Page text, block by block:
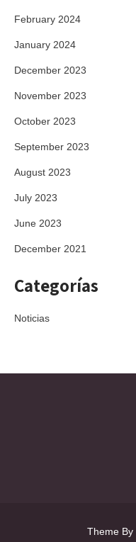
February 2024
January 2024
December 2023
November 2023
October 2023
September 2023
August 2023
July 2023
June 2023
December 2021
Categorías
Noticias
Theme By